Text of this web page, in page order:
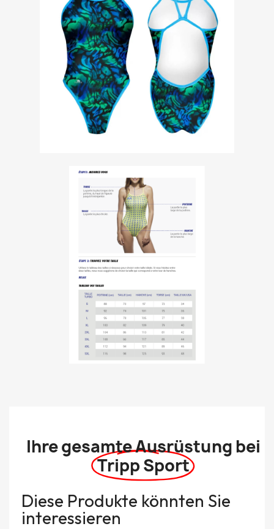
Ihre gesamte Ausrüstung bei
Tripp Sport
Diese Produkte könnten Sie
interessieren